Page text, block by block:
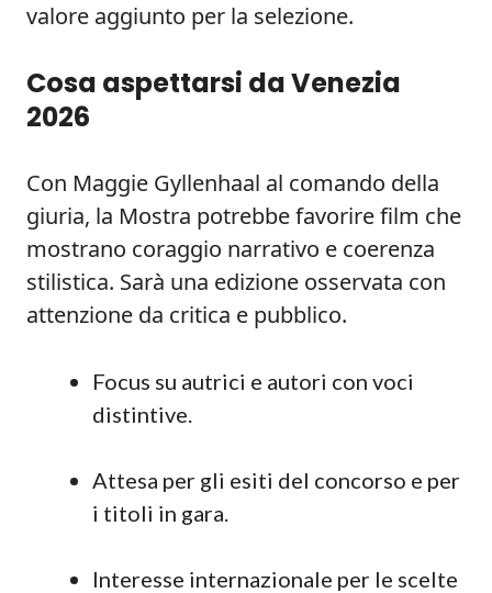
valore aggiunto per la selezione.
Cosa aspettarsi da Venezia
2026
Con Maggie Gyllenhaal al comando della
giuria, la Mostra potrebbe favorire film che
mostrano coraggio narrativo e coerenza
stilistica. Sarà una edizione osservata con
attenzione da critica e pubblico.
Focus su autrici e autori con voci
distintive.
Attesa per gli esiti del concorso e per
i titoli in gara.
Interesse internazionale per le scelte